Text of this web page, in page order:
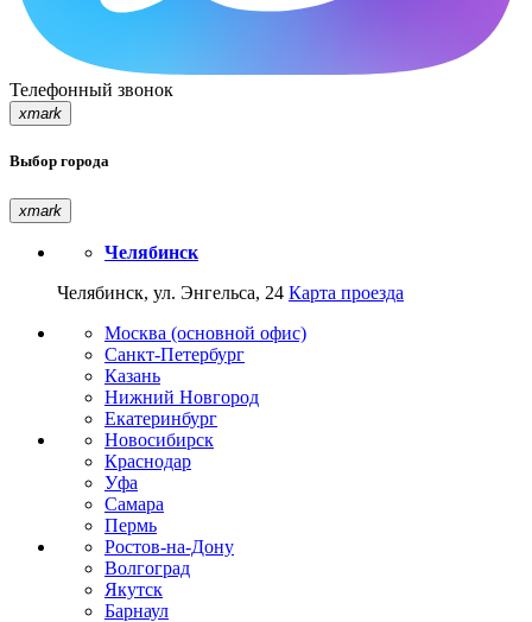
Телефонный звонок
xmark
Выбор города
xmark
Челябинск
Челябинск, ул. Энгельса, 24 Карта проезда
Москва (основной офис)
Санкт-Петербург
Казань
Нижний Новгород
Екатеринбург
Новосибирск
Краснодар
Уфа
Самара
Пермь
Ростов-на-Дону
Волгоград
Якутск
Барнаул